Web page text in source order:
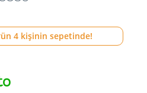
4 kişinin sepetinde!